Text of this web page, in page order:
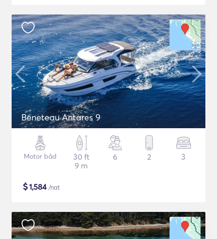
Beneteau Antares 9
Motor båd
30 ft
9 m
6 2 3
$1,584/nat